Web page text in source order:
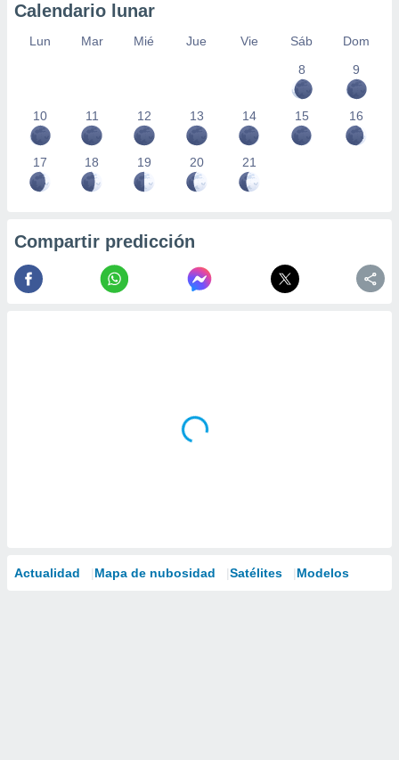
Calendario lunar
Lun Mar Mié Jue Vie Sáb
Dom
8
9
10 11 12 13 14 15 16
17 18 19 20 21
Compartir predicción
Actualidad Mapa de nubosidad Satélites Modelos